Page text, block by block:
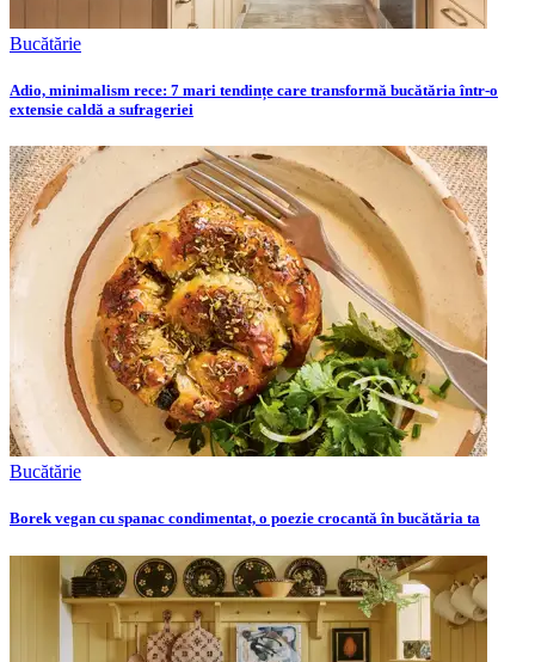
Bucătărie
Adio, minimalism rece: 7 mari tendințe care transformă bucătăria într-o
extensie caldă a sufrageriei
Bucătărie
Borek vegan cu spanac condimentat, o poezie crocantă în bucătăria ta